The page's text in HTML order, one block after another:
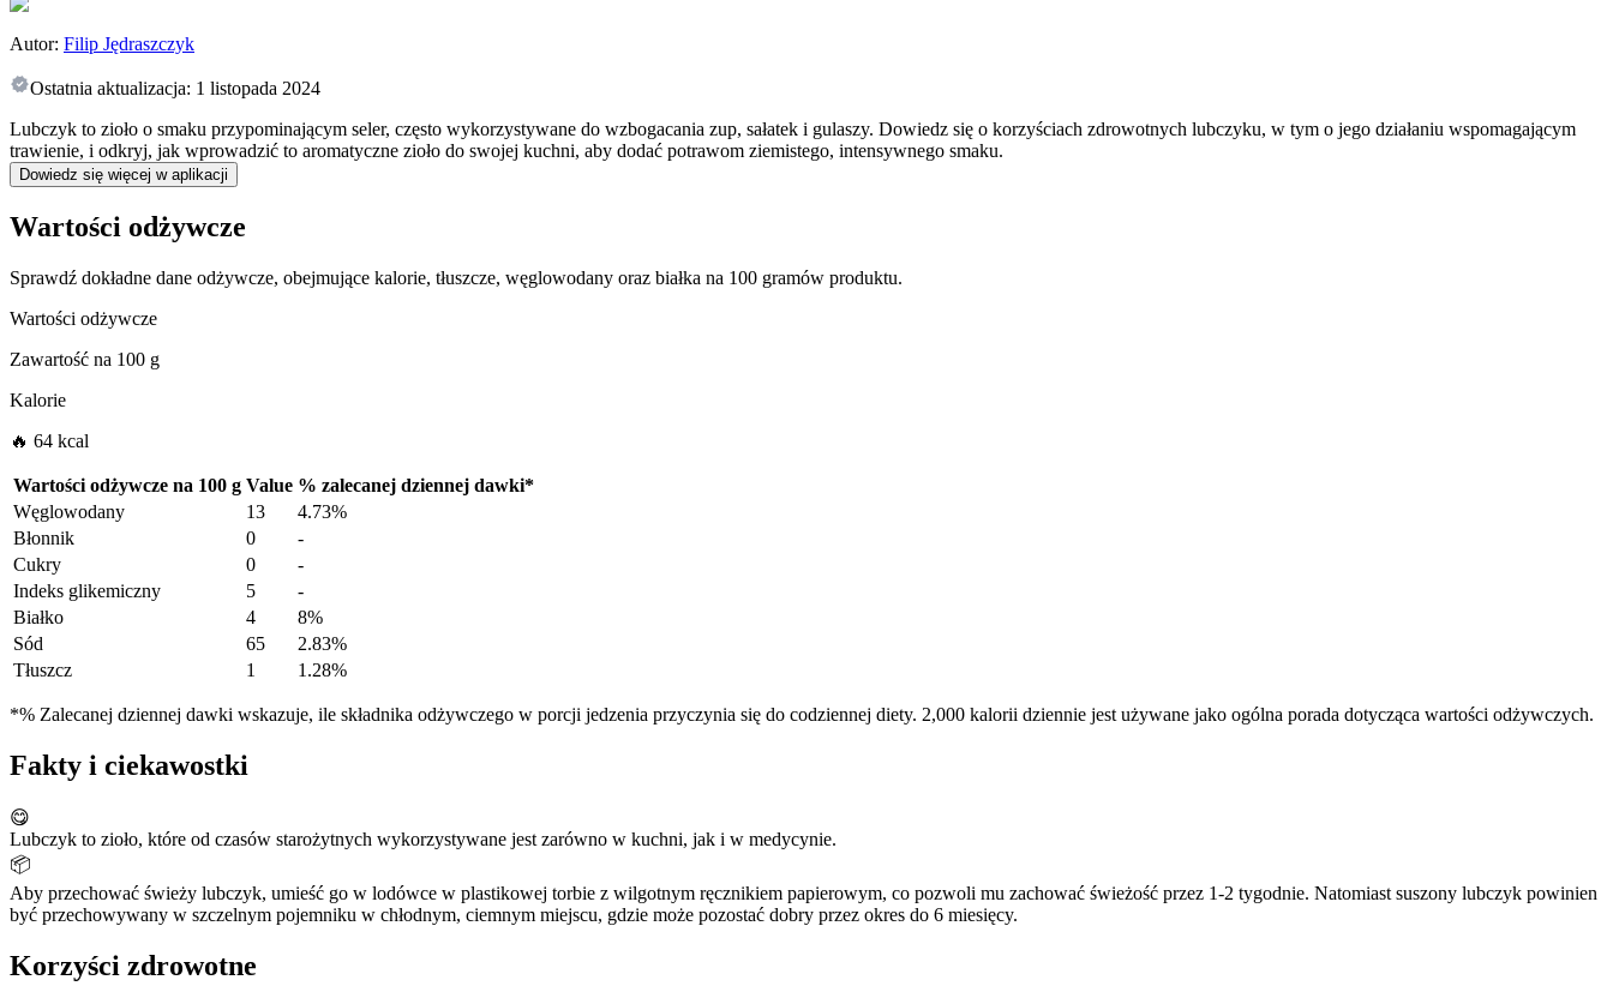
Autor: Filip Jędraszczyk
Ostatnia aktualizacja: 1 listopada 2024
Lubczyk to zioło o smaku przypominającym seler, często wykorzystywane do wzbogacania zup, sałatek i gulaszy. Dowiedz się o korzyściach zdrowotnych lubczyku, w tym o jego działaniu wspomagającym
trawienie, i odkryj, jak wprowadzić to aromatyczne zioło do swojej kuchni, aby dodać potrawom ziemistego, intensywnego smaku.
Dowiedz się więcej w aplikacji
Wartości odżywcze
Sprawdź dokładne dane odżywcze, obejmujące kalorie, tłuszcze, węglowodany oraz białka na 100 gramów produktu.
Wartości odżywcze
Zawartość na 100 g
Kalorie
🔥 64 kcal
Wartości odżywcze na 100 g Value % zalecanej dziennej dawki*
Węglowodany
13
4.73%
Błonnik
0
-
Cukry
0
-
Indeks glikemiczny
5
-
Białko
4
8%
Sód
65
2.83%
Tłuszcz
1 1.28%
*% Zalecanej dziennej dawki wskazuje, ile składnika odżywczego w porcji jedzenia przyczynia się do codziennej diety. 2,000 kalorii dziennie jest używane jako ogólna porada dotycząca wartości odżywczych.
Fakty i ciekawostki
😋
Lubczyk to zioło, które od czasów starożytnych wykorzystywane jest zarówno w kuchni, jak i w medycynie.
📦
Aby przechować świeży lubczyk, umieść go w lodówce w plastikowej torbie z wilgotnym ręcznikiem papierowym, co pozwoli mu zachować świeżość przez 1-2 tygodnie. Natomiast suszony lubczyk powinien
być przechowywany w szczelnym pojemniku w chłodnym, ciemnym miejscu, gdzie może pozostać dobry przez okres do 6 miesięcy.
Korzyści zdrowotne